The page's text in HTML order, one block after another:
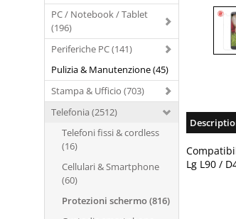
PC / Notebook / Tablet
(196)
Periferiche PC (141)
Pulizia & Manutenzione (45)
Stampa & Ufficio (703)
Telefonia (2512)
Telefoni fissi & cordless
(16)
Cellulari & Smartphone
(60)
Protezioni schermo (816)
Lg L90 /